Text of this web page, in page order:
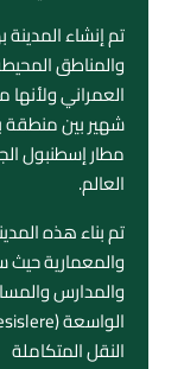
تم إنشاء
والمناطق
العمراني
شهير بين
مطار إسطنبول
العالم.
تم بناء هذه
والمعمارية
والمدارس
النقل المتكاملة